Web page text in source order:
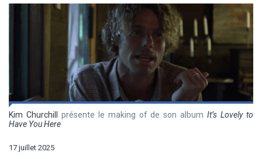
Kim Churchill présente le making of de son albumIt’s Lovely to
Have You Here
17 juillet 2025